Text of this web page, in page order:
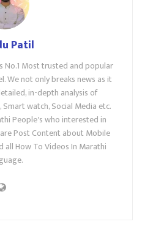
Patil
No.1 Most trusted and popular
We not only breaks news as it
in-depth analysis of
watch, Social Media etc.
People's who interested in
Post Content about Mobile
all How To Videos In Marathi